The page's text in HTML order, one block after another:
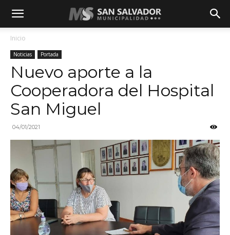
Inicio
Noticias Portada
Nuevo aporte a la
Cooperadora del Hospital
San Miguel
04/01/2021